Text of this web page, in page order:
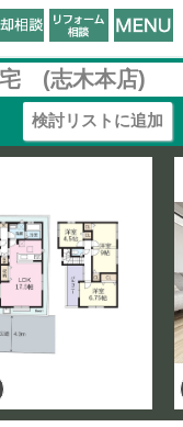
(志木本店)
検討リストに追加